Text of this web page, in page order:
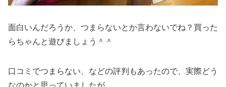
面白いんだろうか、つまらないとか言わないでね？買った
らちゃんと遊びましょう＾＾
口コミでつまらない、などの評判もあったので、実際どう
なのかと思っていましたが。